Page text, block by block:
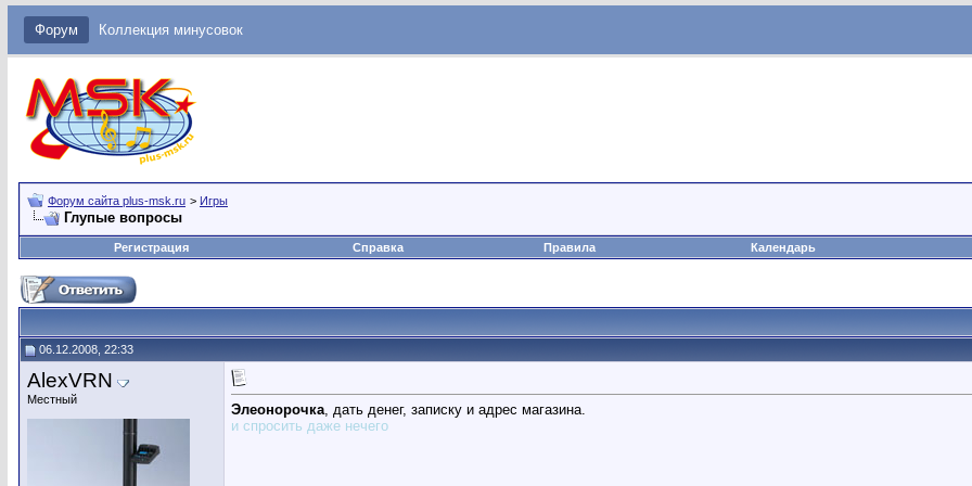
Форум Коллекция минусовок
Форум сайта plus-msk.ru > Игры
Глупые вопросы
Регистрация Справка Правила Календарь
06.12.2008, 22:33
AlexVRN
Местный
Элеонорочка, дать денег, записку и адрес магазина.
и спросить даже нечего